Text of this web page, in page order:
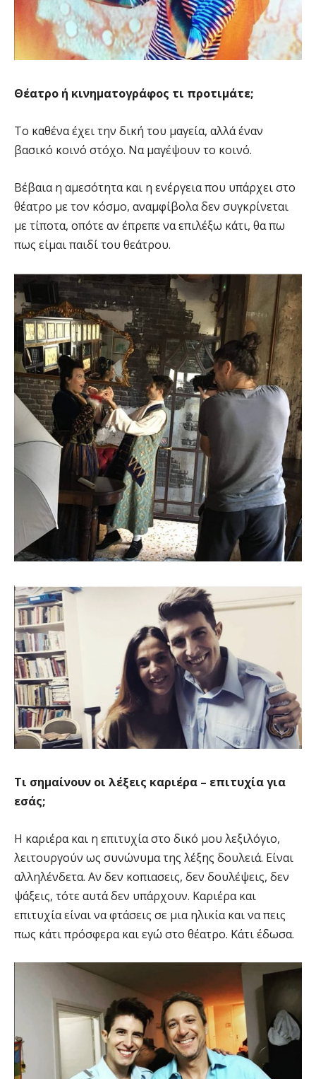
Θέατρο ή κινηματογράφος τι προτιμάτε;
Το καθένα έχει την δική του μαγεία, αλλά έναν
βασικό κοινό στόχο. Να μαγέψουν το κοινό.
Βέβαια η αμεσότητα και η ενέργεια που υπάρχει στο
θέατρο με τον κόσμο, αναμφίβολα δεν συγκρίνεται
με τίποτα, οπότε αν έπρεπε να επιλέξω κάτι, θα πω
πως είμαι παιδί του θεάτρου.
Τι σημαίνουν οι λέξεις καριέρα – επιτυχία για
εσάς;
Η καριέρα και η επιτυχία στο δικό μου λεξιλόγιο,
λειτουργούν ως συνώνυμα της λέξης δουλειά. Είναι
αλληλένδετα. Αν δεν κοπιασεις, δεν δουλέψεις, δεν
ψάξεις, τότε αυτά δεν υπάρχουν. Καριέρα και
επιτυχία είναι να φτάσεις σε μια ηλικία και να πεις
πως κάτι πρόσφερα και εγώ στο θέατρο. Κάτι έδωσα.